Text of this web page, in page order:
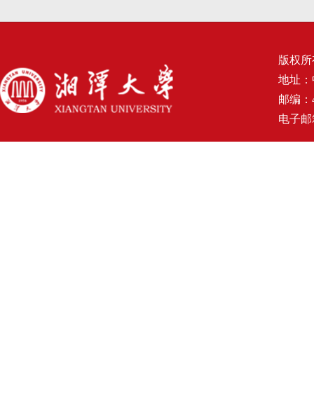
版权
地址
邮编：
电子邮